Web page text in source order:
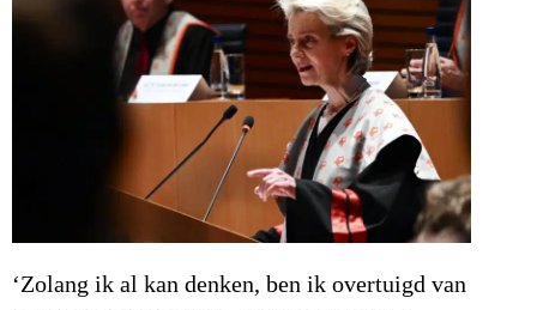
‘Zolang ik al kan denken, ben ik overtuigd van